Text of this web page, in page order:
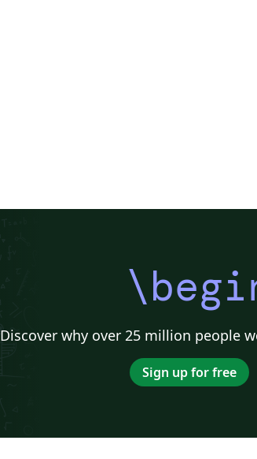
Discover why over 25 million people
Sign up for free